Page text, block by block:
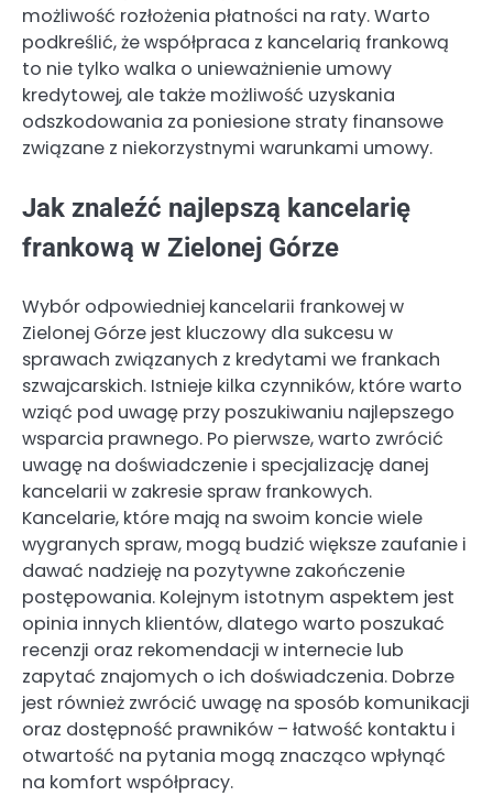
możliwość rozłożenia płatności na raty. Warto
podkreślić, że współpraca z kancelarią frankową
to nie tylko walka o unieważnienie umowy
kredytowej, ale także możliwość uzyskania
odszkodowania za poniesione straty finansowe
związane z niekorzystnymi warunkami umowy.
Jak znaleźć najlepszą kancelarię
frankową w Zielonej Górze
Wybór odpowiedniej kancelarii frankowej w
Zielonej Górze jest kluczowy dla sukcesu w
sprawach związanych z kredytami we frankach
szwajcarskich. Istnieje kilka czynników, które warto
wziąć pod uwagę przy poszukiwaniu najlepszego
wsparcia prawnego. Po pierwsze, warto zwrócić
uwagę na doświadczenie i specjalizację danej
kancelarii w zakresie spraw frankowych.
Kancelarie, które mają na swoim koncie wiele
wygranych spraw, mogą budzić większe zaufanie i
dawać nadzieję na pozytywne zakończenie
postępowania. Kolejnym istotnym aspektem jest
opinia innych klientów, dlatego warto poszukać
recenzji oraz rekomendacji w internecie lub
zapytać znajomych o ich doświadczenia. Dobrze
jest również zwrócić uwagę na sposób komunikacji
oraz dostępność prawników – łatwość kontaktu i
otwartość na pytania mogą znacząco wpłynąć
na komfort współpracy.